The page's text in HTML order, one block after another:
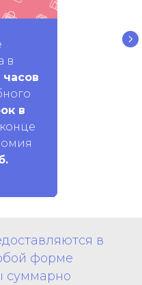
в
часов
в
в
форме
суммарно